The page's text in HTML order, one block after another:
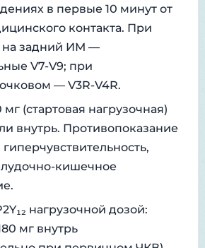
в первые 10 минут от
контакта. При
на задний ИМ —
V7-V9; при
— V3R-V4R.
(стартовая нагрузочная)
внутрь. Противопоказание
кишечное
нагрузочной дозой:
мг внутрь